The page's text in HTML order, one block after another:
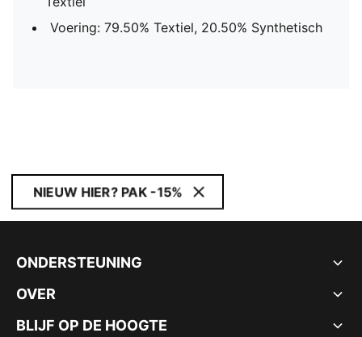
Voering: 79.50% Textiel, 20.50% Synthetisch
NIEUW HIER? PAK -15%
ONDERSTEUNING
OVER
BLIJF OP DE HOOGTE